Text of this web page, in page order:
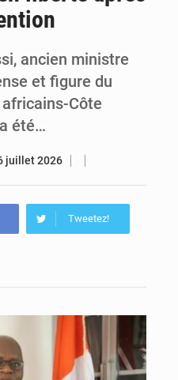
ancien ministre
et figure du
Côte
été…
juillet 2026
Tweetez!